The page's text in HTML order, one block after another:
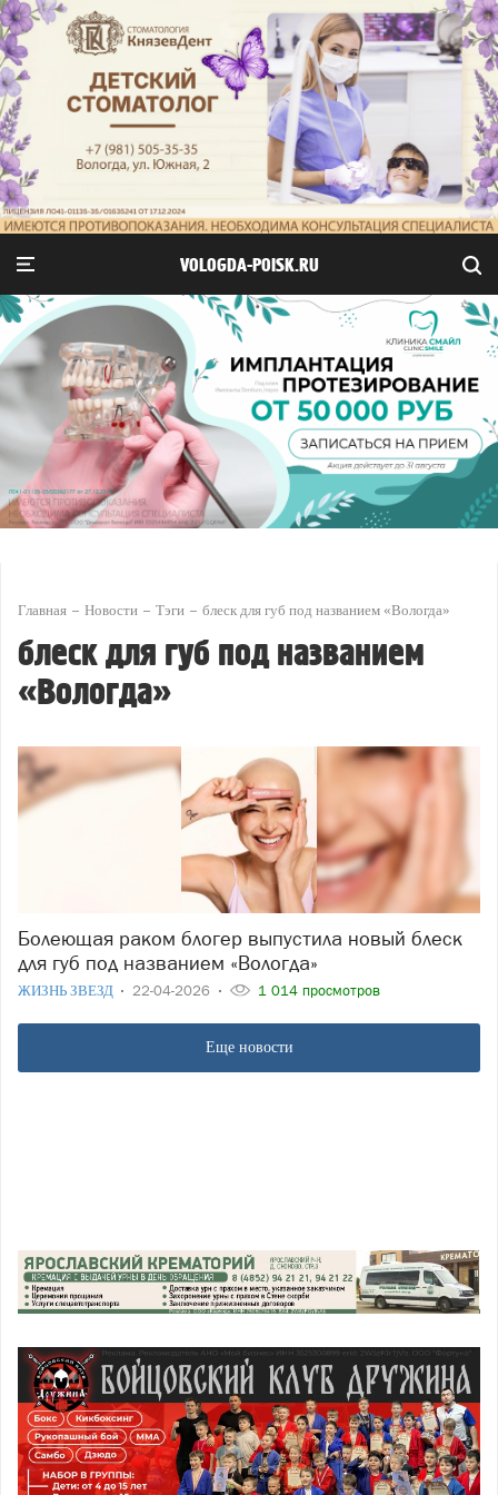
VOLOGDA-POISK.RU
Главная Новости Тэги блеск для губ под названием «Вологда»
блеск для губ под названием
«Вологда»
Болеющая раком блогер выпустила новый блеск
для губ под названием «Вологда»
ЖИЗНЬ ЗВЕЗД 22-04-2026 1 014 просмотров
Еще новости